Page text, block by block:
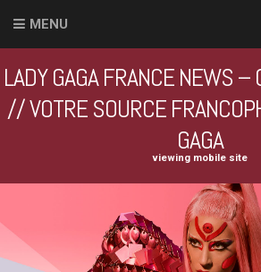
MENU
LADY GAGA FRANCE NEWS –
// VOTRE SOURCE
GAGA
viewing mobile site